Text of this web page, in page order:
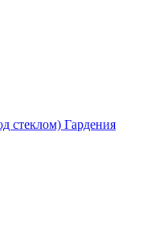
стеклом) Гардения